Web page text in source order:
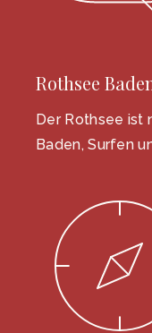
Rothsee
Der Rothsee ist
Baden, Surfen